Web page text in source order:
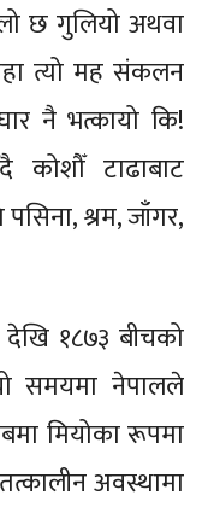
छ गुलियो अथवा
त्यो मह संकलन
नै भत्कायो कि!
कोशौँ टाढाबाट
श्रम, जाँगर,
१८७३ बीचको
समयमा नेपालले
मियोका रूपमा
अवस्थामा